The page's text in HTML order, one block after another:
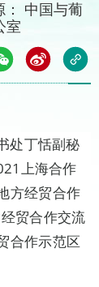
： 中国与葡
室
处丁恬副秘
上海合作
方经贸合作
贸合作交流
合作示范区